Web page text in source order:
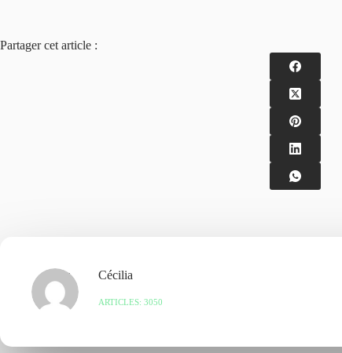
Partager cet article :
Cécilia
ARTICLES: 3050